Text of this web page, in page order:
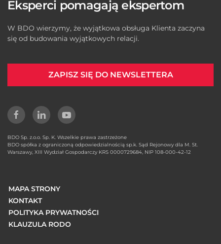
Eksperci pomagają ekspertom
W BDO wierzymy, że wyjątkowa obsługa Klienta zaczyna
się od budowania wyjątkowych relacji.
ZAPISZ SIĘ DO NEWSLETTERA
BDO Sp. z.o.o. Sp. K. Wszelkie prawa zastrzeżone
BDO spółka z ograniczoną odpowiedzialnością sp.k. Sąd Rejonowy dla M. St.
Warszawy, XIII Wydział Gospodarczy KRS 0000729684, NIP 108-000-42-12
MAPA STRONY
KONTAKT
POLITYKA PRYWATNOŚCI
KLAUZULA RODO